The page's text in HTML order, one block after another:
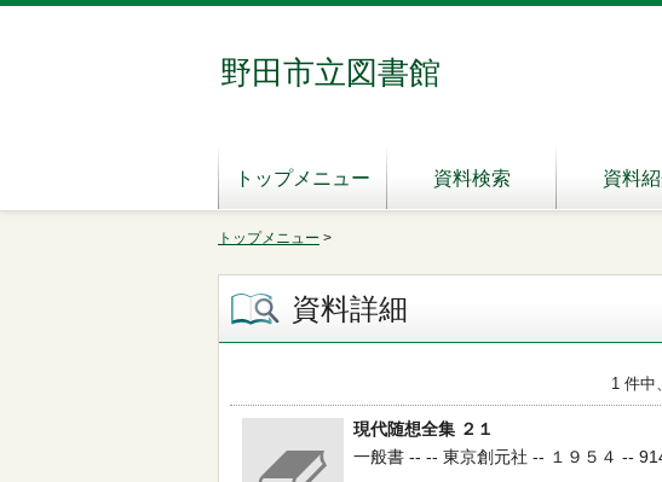
野田市立図書館
トップメニュー 資料検索 資料
トップメニュー >
資料詳細
1 件中
現代随想全集 ２１
一般書 -- -- 東京創元社 -- １９５４ --